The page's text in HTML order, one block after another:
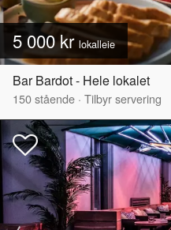
5 000 krlokalleie
Bar Bardot - Hele lokalet
150stående · Tilbyr servering